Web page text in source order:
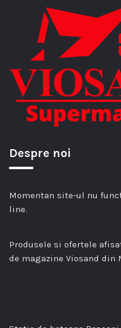
Despre noi
Momentan site-ul nu
line.
Produsele si ofertele
de magazine Viosand